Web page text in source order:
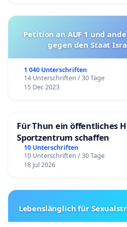
Petition an AUF 1 und
gegen den Staat
1 040 Unterschriften
14 Unterschriften / 30 Tage
15 Dec 2023
Für Thun ein öffentliches
Sportzentrum schaffen
10 Unterschriften
10 Unterschriften / 30 Tage
18 Jul 2026
Lebenslänglich für